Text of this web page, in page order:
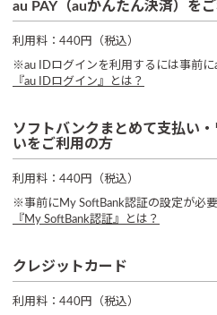
au PAY（auかんたん決済）を
利用料：440円（税込）
※au IDログインを利用するには事前に
『au IDログイン』とは？
ソフトバンクまとめて支払い
いをご利用の方
利用料：440円（税込）
※事前にMy SoftBank認証の設定が必要
『My SoftBank認証』とは？
クレジットカード
利用料：440円（税込）